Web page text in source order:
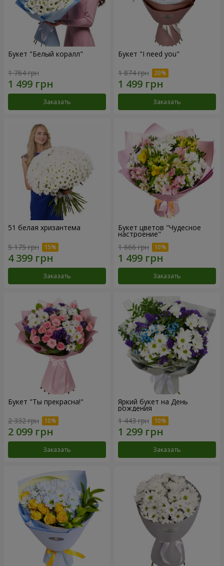
Букет "Белый коралл"
1 764 грн
Заказать
Букет "I need you"
1 874 грн
Заказать
51 белая хризантема
5 175 грн
Заказать
Букет цветов "Чудесное
настроение"
1 666 грн
Заказать
Букет "Ты прекрасна!"
2 332 грн
Заказать
Яркий букет на День
рождения
1 443 грн
Заказать